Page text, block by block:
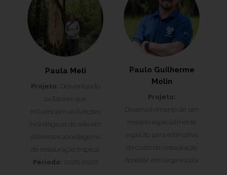
Paula Meli
Projeto: Desventando
os fatores que
influenciam as funções
hidrológicas do solo em
diferentes abordagems
de restauração tropical
Período: 2026-2026
Paulo Guilherme
Molin
Projeto:
Desenvolvimento de um
modelo espacialmente
explícito para estimativa
do custo da restauração
florestal em larga escala